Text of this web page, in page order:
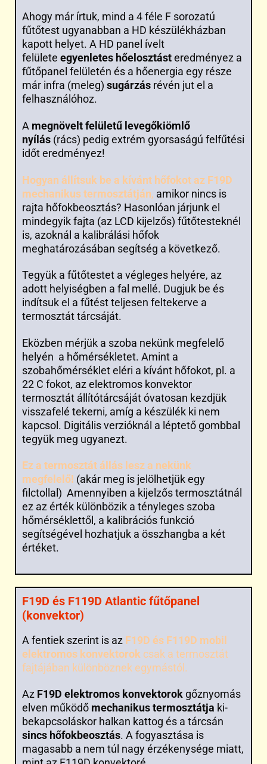
Ahogy már írtuk, mind a 4 féle F sorozatú
fűtőtest ugyanabban a HD készülékházban
kapott helyet. A HD panel ívelt
felülete egyenletes hőelosztásteredményez a
fűtőpanel felületén és a hőenergia egy része
már infra (meleg) sugárzás révén jut el a
felhasználóhoz.
A megnövelt felületű levegőkiömlő
nyílás (rács) pedig extrém gyorsaságú felfűtési
időt eredményez!
Hogyan állítsuk be a kívánt hőfokot az F19D
mechanikus termosztátján, amikor nincs is
rajta hőfokbeosztás? Hasonlóan járjunk el
mindegyik fajta (az LCD kijelzős) fűtőtesteknél
is, azoknál a kalibrálási hőfok
meghatározásában segítség a következő.
Tegyük a fűtőtestet a végleges helyére, az
adott helyiségben a fal mellé. Dugjuk be és
indítsuk el a fűtést teljesen feltekerve a
termosztát tárcsáját.
Eközben mérjük a szoba nekünk megfelelő
helyén a hőmérsékletet. Amint a
szobahőmérséklet eléri a kívánt hőfokot, pl. a
22 C fokot, az elektromos konvektor
termosztát állítótárcsáját óvatosan kezdjük
visszafelé tekerni, amíg a készülék ki nem
kapcsol. Digitális verzióknál a léptető gombbal
tegyük meg ugyanezt.
Ez a termosztát állás lesz a nekünk
megfelelő! (akár meg is jelölhetjük egy
filctollal) Amennyiben a kijelzős termosztátnál
ez az érték különbözik a tényleges szoba
hőmérséklettől, a kalibrációs funkció
segítségével hozhatjuk a összhangba a két
értéket.
F19D és F119D Atlantic fűtőpanel
(konvektor)
A fentiek szerint is az F19D és F119D mobil
elektromos konvektorok csak a termosztát
fajtájában különböznek egymástól.
Az F19D elektromos konvektorok gőznyomás
elven működő mechanikus termosztátja ki-
bekapcsoláskor halkan kattog és a tárcsán
sincs hőfokbeosztás. A fogyasztása is
magasabb a nem túl nagy érzékenysége miatt,